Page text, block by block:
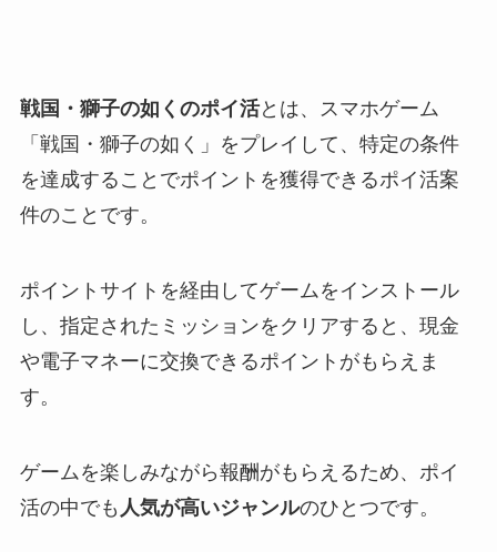
戦国・獅子の如くのポイ活とは、スマホゲーム
「戦国・獅子の如く」をプレイして、特定の条件
を達成することでポイントを獲得できるポイ活案
件のことです。
ポイントサイトを経由してゲームをインストール
し、指定されたミッションをクリアすると、現金
や電子マネーに交換できるポイントがもらえま
す。
ゲームを楽しみながら報酬がもらえるため、ポイ
活の中でも 人気が高いジャンルのひとつです。